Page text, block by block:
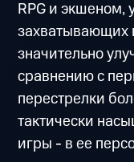
RPG и экшеном,
захватывающих
значительно
сравнению с
перестрелки
тактически
игры - в ее